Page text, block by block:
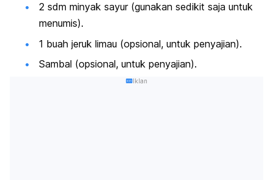
2 sdm minyak sayur (gunakan sedikit saja untuk
menumis).
1 buah jeruk limau (opsional, untuk penyajian).
Sambal (opsional, untuk penyajian).
Iklan